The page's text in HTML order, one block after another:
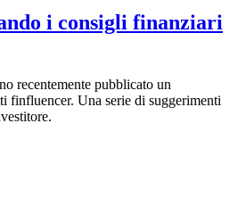
i consigli finanziari
recentemente pubblicato un
finfluencer. Una serie di suggerimenti